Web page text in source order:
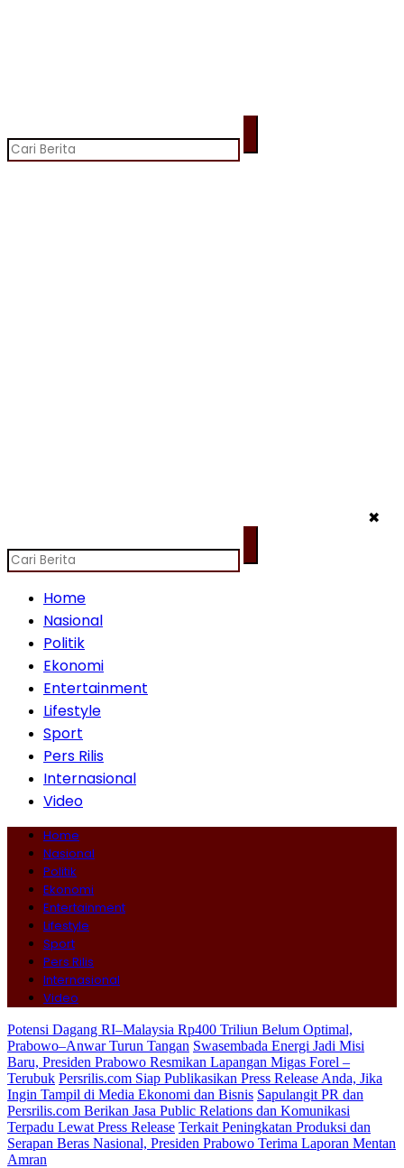
✖
Home
Nasional
Politik
Ekonomi
Entertainment
Lifestyle
Sport
Pers Rilis
Internasional
Video
Home
Nasional
Politik
Ekonomi
Entertainment
Lifestyle
Sport
Pers Rilis
Internasional
Video
Potensi Dagang RI–Malaysia Rp400 Triliun Belum Optimal,
Prabowo–Anwar Turun Tangan Swasembada Energi Jadi Misi
Baru, Presiden Prabowo Resmikan Lapangan Migas Forel –
Terubuk Persrilis.com Siap Publikasikan Press Release Anda, Jika
Ingin Tampil di Media Ekonomi dan Bisnis Sapulangit PR dan
Persrilis.com Berikan Jasa Public Relations dan Komunikasi
Terpadu Lewat Press Release Terkait Peningkatan Produksi dan
Serapan Beras Nasional, Presiden Prabowo Terima Laporan Mentan
Amran